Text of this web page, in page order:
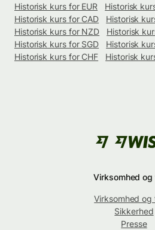
Historisk kurs for EUR
Historisk
Historisk kurs for CAD
Historisk
Historisk kurs for NZD
Historisk
Historisk kurs for SGD
Historisk
Historisk kurs for CHF
Historisk
Virksomhed og
Virksomhed og
Sikkerhed
Presse